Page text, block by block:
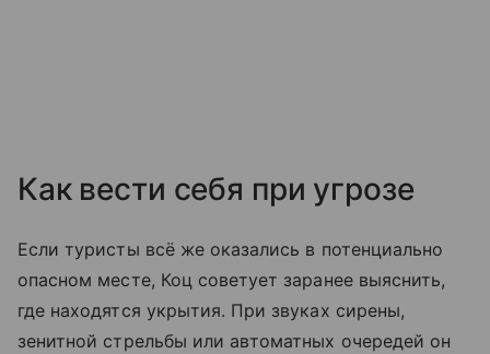
Как вести себя при угрозе
Если туристы всё же оказались в потенциально
опасном месте, Коц советует заранее выяснить,
где находятся укрытия. При звуках сирены,
зенитной стрельбы или автоматных очередей он